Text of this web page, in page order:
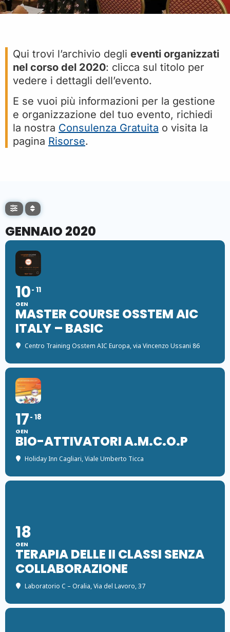
Qui trovi l’archivio degli eventi organizzati
nel corso del 2020: clicca sul titolo per
vedere i dettagli dell’evento.
E se vuoi più informazioni per la gestione
e organizzazione del tuo evento, richiedi
la nostra Consulenza Gratuita o visita la
pagina Risorse.
GENNAIO 2020
10
GEN
11
MASTER COURSE OSSTEM AIC
ITALY – BASIC
Centro Training Osstem AIC Europa, via Vincenzo Ussani 86
17
GEN
18
BIO-ATTIVATORI A.M.C.O.P
Holiday Inn Cagliari, Viale Umberto Ticca
18
GEN
TERAPIA DELLE II CLASSI SENZA
COLLABORAZIONE
Laboratorio C – Oralia, Via del Lavoro, 37